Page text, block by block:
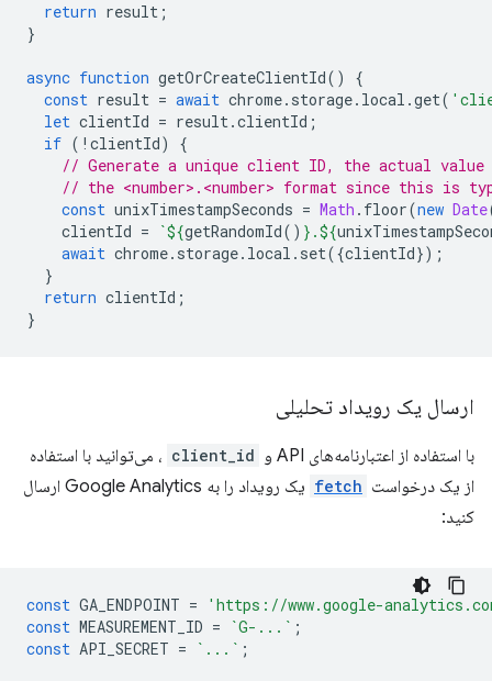
return result ;
}
async function getOrCreateClientId()
{
const result = await chrome. storage. local .get(
let clientId = result.clientId ;
if ( ! clientId)
{
// Generate a unique client ID, the actual value
// the <number>.<number> format since this is
const unixTimestampSeconds = Math . floor(new Date
clientId = `${getRandomId() } .${
await chrome. storage. local . set({clientId});
}
return clientId ;
}
ارسال یک رویداد تحلیلی
با استفاده از اعتبارنامه‌های API و client_id ، می‌توانید با استفاده
از یک درخواست fetch
یک رویداد را به Google Analytics ارسال
کنید:
const GA_ENDPOINT =
'https://www.google-
const MEASUREMENT_ID = `G-...` ;
const API_SECRET = `...` ;